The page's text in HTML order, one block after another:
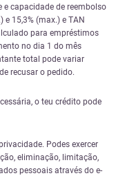
capacidade de reembolso
15,3% (max.) e TAN
para empréstimos
no dia 1 do mês
total pode variar
recusar o pedido.
o teu crédito pode
Podes exercer
eliminação, limitação,
pessoais através do e-